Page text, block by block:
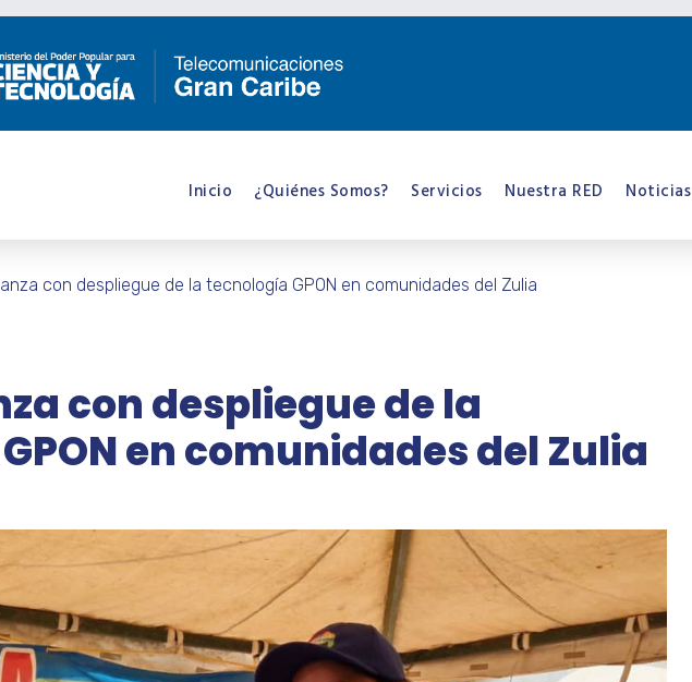
Inicio ¿Quiénes Somos? Servicios Nuestra RED Noticias
con despliegue de la tecnología GPON en comunidades del Zulia
con despliegue de la
en comunidades del Zulia